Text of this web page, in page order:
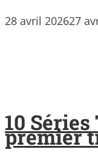
28 avril 202627
10
premier